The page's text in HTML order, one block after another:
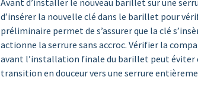
Avant d’installer le nouveau barillet sur une
d’insérer la nouvelle clé dans le barillet pour
préliminaire permet de s’assurer que la clé
actionne la serrure sans accroc. Vérifier la
avant l’installation finale du barillet peut
transition en douceur vers une serrure